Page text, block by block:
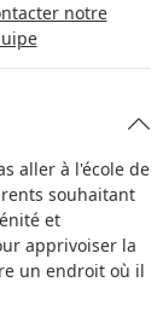
notre
aller à l'école de
souhaitant
et
apprivoiser la
un endroit où il